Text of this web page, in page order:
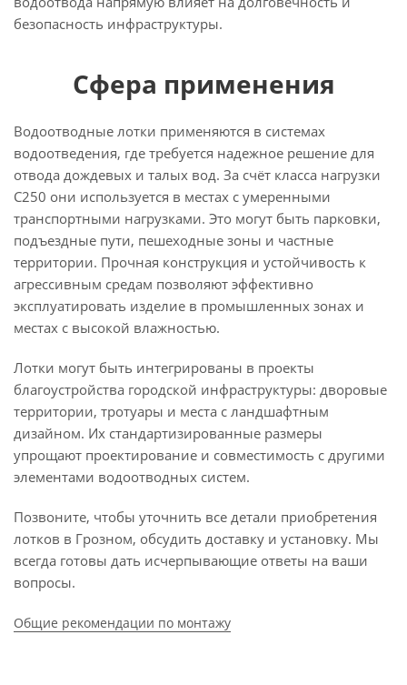
безопасность инфраструктуры.
Сфера применения
Водоотводные лотки применяются в системах
водоотведения, где требуется надежное решение для
отвода дождевых и талых вод. За счёт класса нагрузки
C250 они используется в местах с умеренными
транспортными нагрузками. Это могут быть парковки,
подъездные пути, пешеходные зоны и частные
территории. Прочная конструкция и устойчивость к
агрессивным средам позволяют эффективно
эксплуатировать изделие в промышленных зонах и
местах с высокой влажностью.
Лотки могут быть интегрированы в проекты
благоустройства городской инфраструктуры: дворовые
территории, тротуары и места с ландшафтным
дизайном. Их стандартизированные размеры
упрощают проектирование и совместимость с другими
элементами водоотводных систем.
Позвоните, чтобы уточнить все детали приобретения
лотков в Грозном, обсудить доставку и установку. Мы
всегда готовы дать исчерпывающие ответы на ваши
вопросы.
Общие рекомендации по монтажу